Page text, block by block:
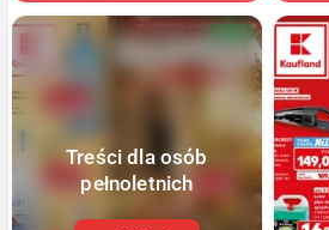
Treści dla osób
pełnoletnich